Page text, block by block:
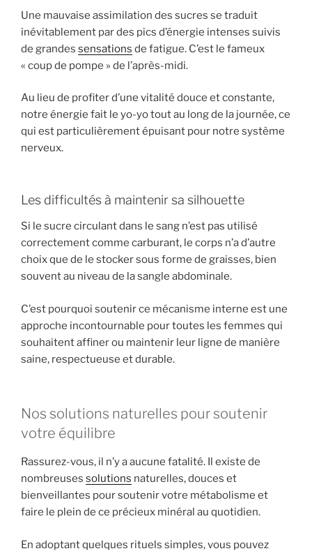
Une mauvaise assimilation des sucres se traduit
inévitablement par des pics d’énergie intenses suivis
de grandes sensations de fatigue. C’est le fameux
« coup de pompe » de l’après-midi.
Au lieu de profiter d’une vitalité douce et constante,
notre énergie fait le yo-yo tout au long de la journée, ce
qui est particulièrement épuisant pour notre système
nerveux.
Les difficultés à maintenir sa silhouette
Si le sucre circulant dans le sang n’est pas utilisé
correctement comme carburant, le corps n’a d’autre
choix que de le stocker sous forme de graisses, bien
souvent au niveau de la sangle abdominale.
C’est pourquoi soutenir ce mécanisme interne est une
approche incontournable pour toutes les femmes qui
souhaitent affiner ou maintenir leur ligne de manière
saine, respectueuse et durable.
Nos solutions naturelles pour soutenir
votre équilibre
Rassurez-vous, il n’y a aucune fatalité. Il existe de
nombreuses solutions naturelles, douces et
bienveillantes pour soutenir votre métabolisme et
faire le plein de ce précieux minéral au quotidien.
En adoptant quelques rituels simples, vous pouvez